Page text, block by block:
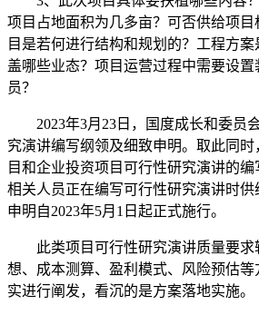
项目占地面积为几多亩？可否供给项
目是若何进行结构和规划的？工程方
盖哪些业态？项目运营过程中需要设
员？
2023年3月23日，国度成长和委员
究演讲编写纲领及细致申明。取此同
目和企业投资项目可行性研究演讲的
相关人员正在编写可行性研究演讲时
申明自2023年5月1日起正式施行。
此类项目可行性研究演讲质量要求
想、成本测算、盈利模式、风险预估
实进行阐发，看沉的是方案落地实施。